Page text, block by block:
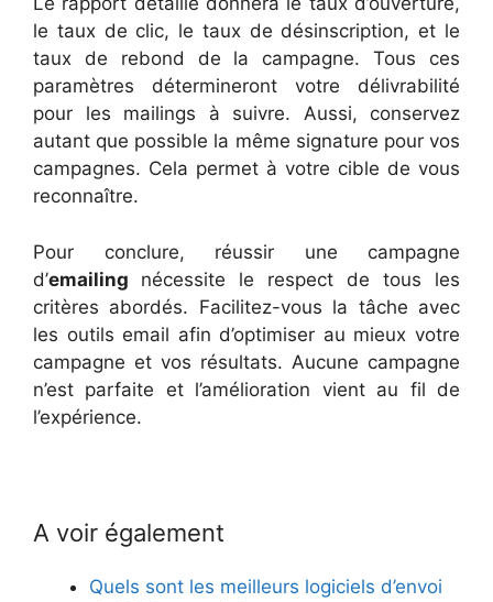
le taux de clic, le taux de désinscription, et le
taux de rebond de la campagne. Tous ces
paramètres détermineront votre délivrabilité
pour les mailings à suivre. Aussi, conservez
autant que possible la même signature pour vos
campagnes. Cela permet à votre cible de vous
reconnaître.
Pour conclure, réussir une campagne
d’emailing nécessite le respect de tous les
critères abordés. Facilitez-vous la tâche avec
les outils email afin d’optimiser au mieux votre
campagne et vos résultats. Aucune campagne
n’est parfaite et l’amélioration vient au fil de
l’expérience.
A voir également
Quels sont les meilleurs logiciels d’envoi